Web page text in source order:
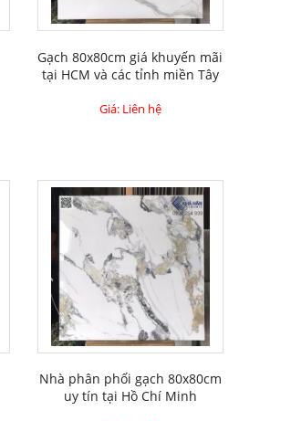
Gạch 80x80cm giá khuyến mãi
tại HCM và các tỉnh miền Tây
Giá: Liên hệ
Nhà phân phối gạch 80x80cm
uy tín tại Hồ Chí Minh